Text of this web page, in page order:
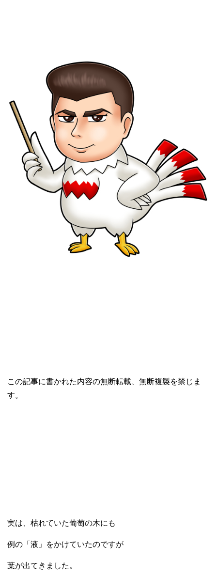
この記事に書かれた内容の無断転載、無断複製を禁じま
す。
実は、枯れていた葡萄の木にも
例の「液」をかけていたのですが
葉が出てきました。